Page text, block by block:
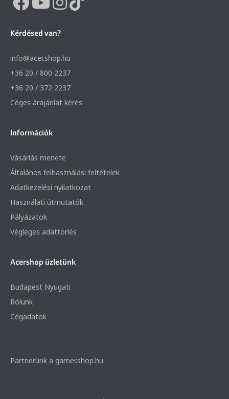
Kérdésed van?
info@acer.shop.hu
+36 20 / 800 2237
+36 20 / 372 2237
Céges árajánlat kérés
Információk
Vásárlás menete
Általános felhasználási feltételek
Adatkezelési nyilatkozat
Használati útmutatók
Pályázatok
Végleges adattörlés
Acershop üzletünk
Budapest Nyugati
Rólunk
Cégadatok
Partnerünk a gamer.shop.hu